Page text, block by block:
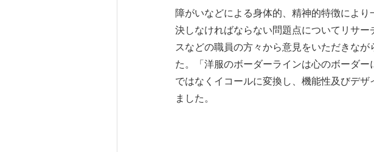
障がいなどによる身体的、精神的特徴によ
決しなければならない問題点についてリサ
スなどの職員の方々から意見をいただきな
た。「洋服のボーダーラインは心のボーダ
ではなくイコールに変換し、機能性及びデ
ました。